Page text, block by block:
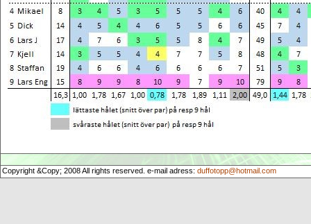
Copyright &Copy; 2008 All rights reserved. e-mail adress: duffotopp@hotmail.com